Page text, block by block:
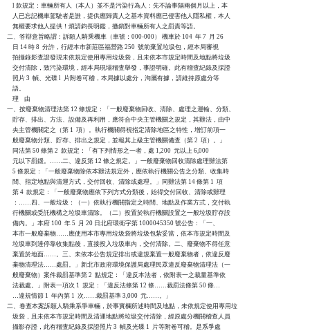
    l 款規定：車輛所有人（本人）並不是污染行為人：先不論事隔兩個月以上，本
    人已忘記機車駕駛者是誰，提供應歸責人之基本資料應已侵害他人隱私權，本人
    無權要求他人提供！煩請鈞長明鑑，撤銷對車輛所有人之罰責等語。
二、答辯意旨略謂：訴願人騎乘機車（車號：000-000） 機車於 104  年 7  月 26
    日 14 時 8  分許，行經本市新莊區福營路 250  號前棄置垃圾包，經本局審視
    拍攝錄影查證發現未依規定使用專用垃圾袋，且未依本市規定時間及地點將垃圾
    交付清除，致污染環境，經本局現場稽查舉發，事證明確。此有稽查紀錄及採證
    照片 3  幀、光碟 l  片附卷可稽，本局據以處分，洵屬有據，請維持原處分等
    語。
    理    由
一、按廢棄物清理法第 12 條規定：「一般廢棄物回收、清除、處理之運輸、分類、
    貯存、排出、方法、設備及再利用，應符合中央主管機關之規定，其辦法，由中
    央主管機關定之（第 1  項）。執行機關得視指定清除地區之特性，增訂前項一
    般廢棄物分類、貯存、排出之規定，並報其上級主管機關備查（第 2  項）。」
    同法第 50 條第 2  款規定：「有下列情形之一者，處 1,200  元以上 6,000
    元以下罰鍰。……二、違反第 12 條之規定。」一般廢棄物回收清除處理辦法第
    5 條規定：「一般廢棄物除依本辦法規定外，應依執行機關公告之分類、收集時
    間、指定地點與清運方式，交付回收、清除或處理。」同辦法第 14 條第 1  項
    第 4  款規定：「一般廢棄物應依下列方式分類後，始得交付回收、清除或辦理
    ：……四、一般垃圾：（一）依執行機關指定之時間、地點及作業方式，交付執
    行機關或受託機構之垃圾車清除。（二）投置於執行機關設置之一般垃圾貯存設
    備內。」本府 100  年 5  月 20 日北府環衛字第 1000045350 號公告：「一、
    本市一般廢棄物……應使用本市專用垃圾袋將垃圾包紮妥當，依本市規定時間及
    垃圾車到達停靠收集點後，直接投入垃圾車內，交付清除。二、廢棄物不得任意
    棄置於地面……。三、未依本公告規定排出或違規棄置一般廢棄物者，依違反廢
    棄物清理法……處罰。」新北市政府環境保護局處理民眾違反廢棄物清理法（一
    般廢棄物）案件裁罰基準第 2  點規定：「違反本法者，依附表一之裁量基準依
    法裁處。」附表一項次 1  規定：「違反法條第 12 條……裁罰法條第 50 條…
    …違規情節 1  年內第 1  次……裁罰基準 3,000  元……。」
二、卷查本案訴願人騎乘系爭車輛，於事實欄所述時間及地點，未依規定使用專用垃
    圾袋，且未依本市規定時間及清運地點將垃圾交付清除，經原處分機關稽查人員
    攝影存證，此有稽查紀錄及採證照片 3  幀及光碟 1  片等附卷可稽。是系爭處